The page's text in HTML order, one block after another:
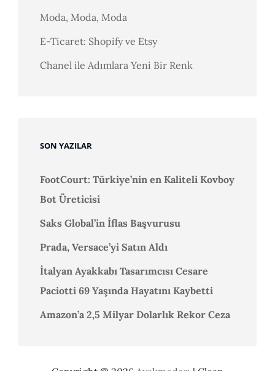
Moda, Moda, Moda
E-Ticaret: Shopify ve Etsy
Chanel ile Adımlara Yeni Bir Renk
SON YAZILAR
FootCourt: Türkiye’nin en Kaliteli Kovboy
Bot Üreticisi
Saks Global’in İflas Başvurusu
Prada, Versace’yi Satın Aldı
İtalyan Ayakkabı Tasarımcısı Cesare
Paciotti 69 Yaşında Hayatını Kaybetti
Amazon’a 2,5 Milyar Dolarlık Rekor Ceza